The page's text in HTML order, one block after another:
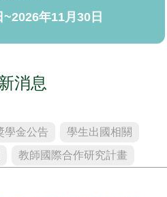
年11月30日
消息
學金公告
學生出國相關
教師國際合作研究計畫